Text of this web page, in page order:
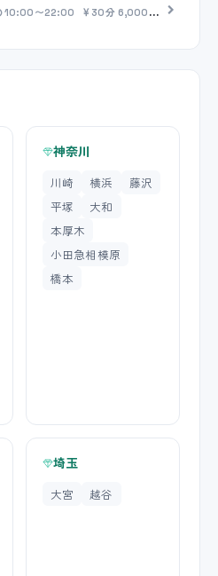
10:00〜22:00 30分 6,000円〜
神奈川
川崎 横浜
藤沢
平塚
大和
本厚木
小田急相模原
橋本
埼玉
大宮 越谷